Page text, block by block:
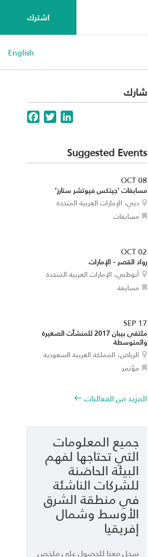
اشترك
English
شارك
FacebookTwitterLinkedIn
Suggested Events
OCT 08
مسابقات 'جيتكس فيوتشر ستارز'
دبي، الإمارات العربية المتحدة
مسابقات
OCT 02
رواد القصر - الإمارات
أبوظبي، الإمارات العربية المتحدة
مسابقة
SEP 17
ملتقى بيبان 2017 للمنشآت الصغيرة
والمتوسطة
الرياض، المملكة العربية السعودية
مؤتمر
المزيد من الفعاليات
جميع المعلومات
التي تحتاجها لفهم
البيئة الحاضنة
للشركات الناشئة
في منطقة الشرق
الأوسط وشمال
إفريقيا
سجل معنا للحصول على ملخص